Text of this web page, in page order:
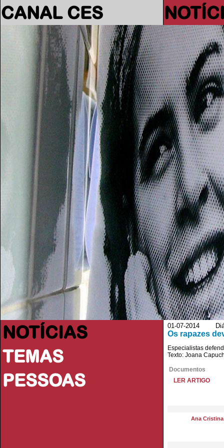
CANAL CES
NOTÍCIAS
TEMAS
PESSOAS
01-07-2014
Os rapazes
Especialistas
Texto: Joana
Documentos
LER ARTIGO
Ana